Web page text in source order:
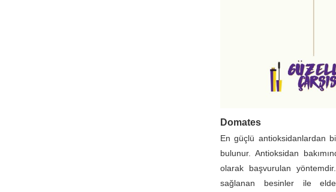
Domates
En güçlü antioksidanlardan
bulunur. Antioksidan
olarak başvurulan
sağlanan besinler ile